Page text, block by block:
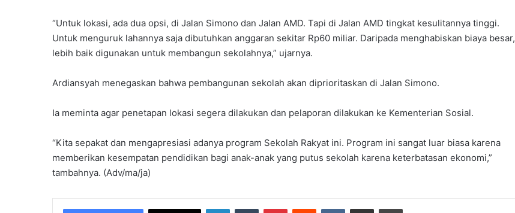
“Untuk lokasi, ada dua opsi, di Jalan Simono dan Jalan AMD. Tapi di Jalan AMD tingkat kesulitannya tinggi.
Untuk menguruk lahannya saja dibutuhkan anggaran sekitar Rp60 miliar. Daripada menghabiskan biaya besar,
lebih baik digunakan untuk membangun sekolahnya,” ujarnya.
Ardiansyah menegaskan bahwa pembangunan sekolah akan diprioritaskan di Jalan Simono.
Ia meminta agar penetapan lokasi segera dilakukan dan pelaporan dilakukan ke Kementerian Sosial.
“Kita sepakat dan mengapresiasi adanya program Sekolah Rakyat ini. Program ini sangat luar biasa karena
memberikan kesempatan pendidikan bagi anak-anak yang putus sekolah karena keterbatasan ekonomi,”
tambahnya. (Adv/ma/ja)
LinkedInTumblr PinterestReddit VKontakteShare via Email Print